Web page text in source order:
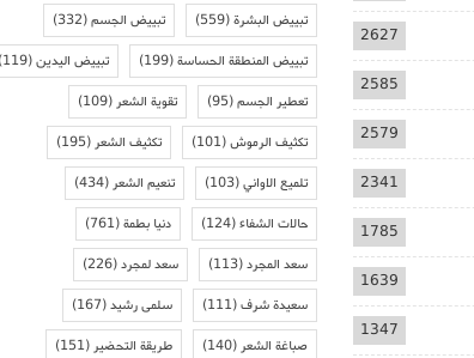
2627
2585
2579
2341
1785
1639
1347
تبييض البشرة(559) تبييض الجسم(332)
تبييض المنطقة الحساسة(199) تبييض اليدين(119)
تعطير الجسم(95) تقوية الشعر(109)
تكثيف الرموش(101) تكثيف الشعر(195)
تلميع الاواني(103) تنعيم الشعر(434)
حالات الشفاء(124) دنيا بطمة(761)
سعد المجرد(113) سعد لمجرد(226)
سعيدة شرف(111) سلمى رشيد(167)
صباغة الشعر(140) طريقة التحضير(151)